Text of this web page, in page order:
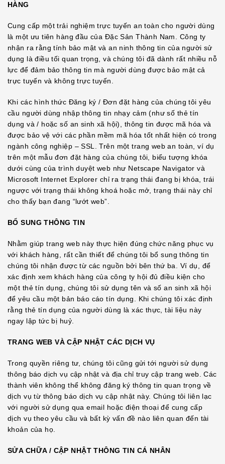
HÀNG
Cung cấp một trải nghiệm trực tuyến an toàn cho người dùng
là một ưu tiên hàng đầu của Đặc Sản Thành Nam. Công ty
nhận ra rằng tính bảo mật và an ninh thông tin của người sử
dụng là điều tối quan trọng, và chúng tôi đã dành rất nhiều nỗ
lực để đảm bảo thông tin mà người dùng được bảo mật cả
trực tuyến và không trực tuyến.
Khi các hình thức Đăng ký / Đơn đặt hàng của chúng tôi yêu
cầu người dùng nhập thông tin nhạy cảm (như số thẻ tín
dụng và / hoặc số an sinh xã hội), thông tin được mã hóa và
được bảo vệ với các phần mềm mã hóa tốt nhất hiện có trong
ngành công nghiệp – SSL. Trên một trang web an toàn, ví dụ
trên một mẫu đơn đặt hàng của chúng tôi, biểu tượng khóa
dưới cùng của trình duyệt web như Netscape Navigator và
Microsoft Internet Explorer chỉ ra trạng thái đang bị khóa, trái
ngược với trạng thái không khoá hoặc mở, trạng thái này chỉ
cho thấy bạn đang “lướt web”.
BỔ SUNG THÔNG TIN
Nhằm giúp trang web này thực hiện đúng chức năng phục vụ
với khách hàng, rất cần thiết để chúng tôi bổ sung thông tin
chúng tôi nhận được từ các nguồn bởi bên thứ ba. Ví dụ, để
xác định xem khách hàng của công ty hội đủ điều kiện cho
một thẻ tín dụng, chúng tôi sử dụng tên và số an sinh xã hội
để yêu cầu một bản báo cáo tín dụng. Khi chúng tôi xác định
rằng thẻ tín dụng của người dùng là xác thực, tài liệu này
ngay lập tức bị huỷ.
TRANG WEB VÀ CẬP NHẬT CÁC DỊCH VỤ
Trong quyền riêng tư, chúng tôi cũng gửi tới người sử dụng
thông báo dịch vụ cập nhật và địa chỉ truy cập trang web. Các
thành viên không thể không đăng ký thông tin quan trọng về
dịch vụ từ thông báo dịch vụ cập nhật này. Chúng tôi liên lạc
với người sử dụng qua email hoặc điện thoại để cung cấp
dịch vụ theo yêu cầu và bất kỳ vấn đề nào liên quan đến tài
khoản của họ.
SỬA CHỮA / CẬP NHẬT THÔNG TIN CÁ NHÂN